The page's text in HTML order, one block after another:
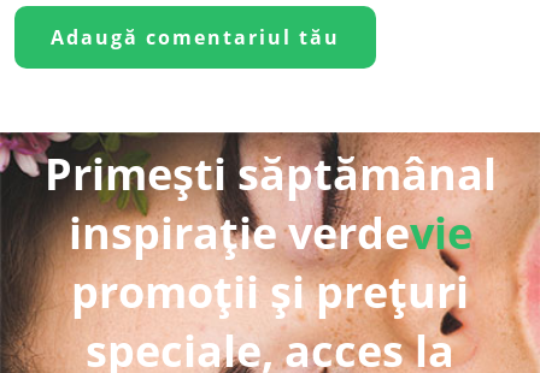
Primești săptămânal
inspirație verdevie
promoții și prețuri
speciale, acces la